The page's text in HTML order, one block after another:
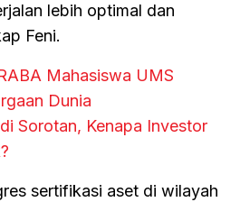
lebih optimal dan
Feni.
Mahasiswa UMS
Dunia
Sorotan, Kenapa Investor
sertifikasi aset di wilayah